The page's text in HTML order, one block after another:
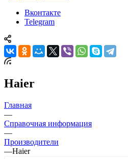
Вконтакте
Telegram
Haier
Главная
—
Справочная информация
—
Производители
—Haier